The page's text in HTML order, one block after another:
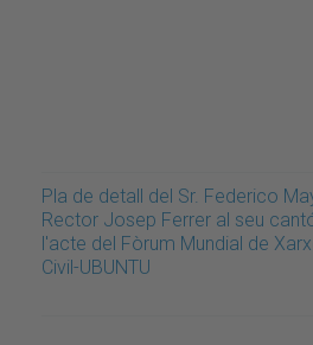
Pla de detall del Sr. Federico
Rector Josep Ferrer al seu
l'acte del Fòrum Mundial de
Civil-UBUNTU